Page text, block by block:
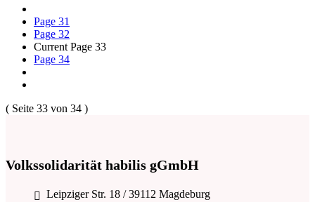
Page 31
Page 32
Current Page 33
Page 34
( Seite 33 von 34 )
Volkssolidarität habilis gGmbH
Leipziger Str. 18 / 39112 Magdeburg